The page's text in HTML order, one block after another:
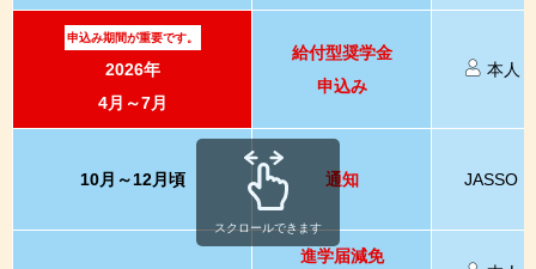
申込み期間が重要です。
2026年
4月～7月
給付型奨学金
申込み
本人
10月～12月頃 通知 JASSO
進学届減免
スクロールできます